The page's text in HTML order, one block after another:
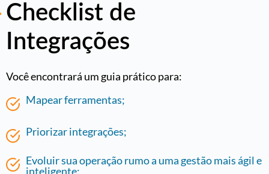
Checklist de
Integrações
Você encontrará um guia prático para:
Mapear ferramentas;
Priorizar integrações;
Evoluir sua operação rumo a uma gestão mais ágil e
inteligente;